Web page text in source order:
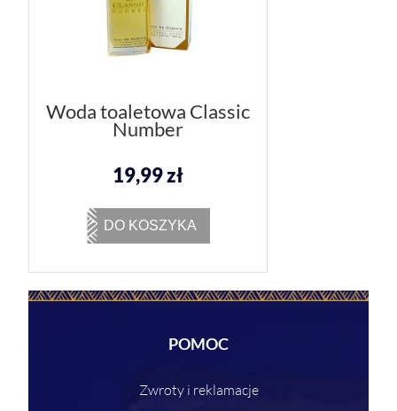
Woda toaletowa Classic
Number
19,99 zł
DO KOSZYKA
POMOC
Zwroty i reklamacje